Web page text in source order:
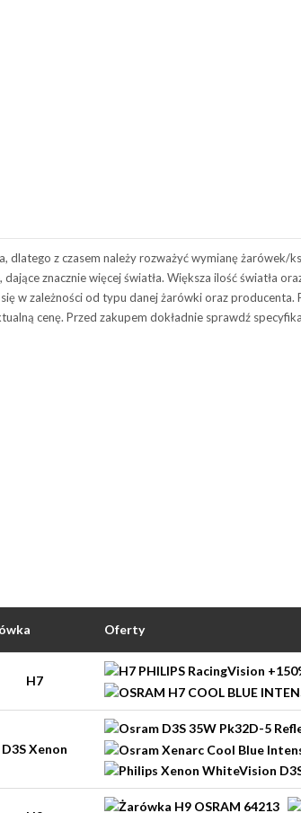
dlatego z czasem należy rozważyć wymianę
znacznie więcej światła. Większa ilość światła
w zależności od typu danej żarówki oraz producenta.
cenę. Przed zakupem dokładnie sprawdź
Oferty
H7
D3S Xenon